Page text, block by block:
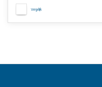
Vergelijk